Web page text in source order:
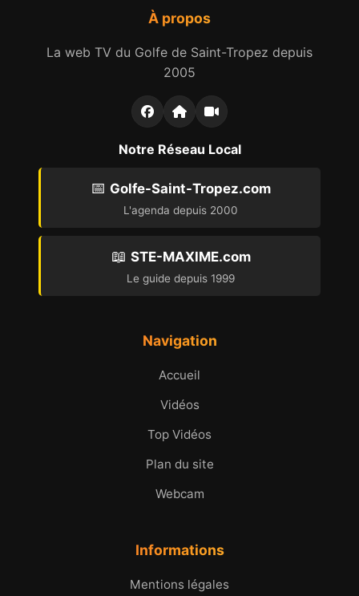
À propos
La web TV du Golfe de Saint-Tropez depuis
2005
Notre Réseau Local
📅 Golfe-Saint-Tropez.com
L'agenda depuis 2000
📖 STE-MAXIME.com
Le guide depuis 1999
Navigation
Accueil
Vidéos
Top Vidéos
Plan du site
Webcam
Informations
Mentions légales